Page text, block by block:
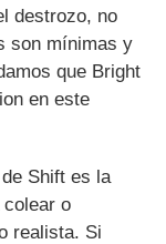
destrozo, no
son mínimas y
que Bright
en este
Shift es la
o
realista. Si